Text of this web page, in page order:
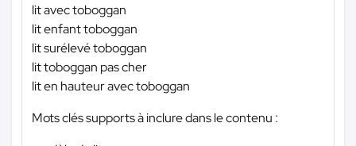
lit avec toboggan
lit enfant toboggan
lit surélevé toboggan
lit toboggan pas cher
lit en hauteur avec toboggan
Mots clés supports à inclure dans le contenu :